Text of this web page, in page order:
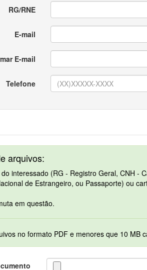
RG/RNE
E-mail
E-mail
Telefone
arquivos:
interessado (RG - Registro Geral, CNH -
de Estrangeiro, ou Passaporte) ou
em questão.